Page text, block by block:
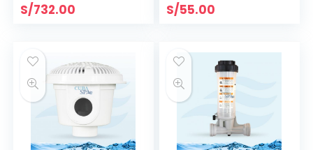
S/732.00 S/55.00